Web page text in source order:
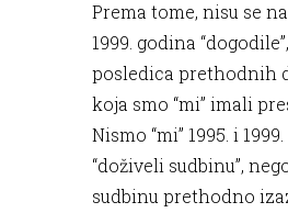
Prema tome, nisu se
1999. godina
posledica prethodnih
koja smo “mi” imali
Nismo “mi” 1995. i
“doživeli sudbinu”,
sudbinu prethodno